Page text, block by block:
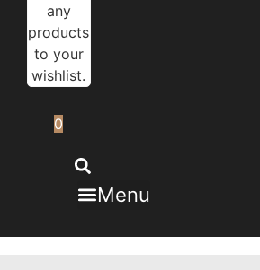
any
products
to your
wishlist.
0
Menu